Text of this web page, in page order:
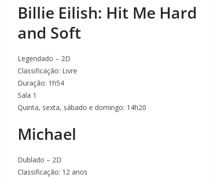
Billie Eilish: Hit Me Hard
and Soft
Legendado – 2D
Classificação: Livre
Duração: 1h54
Sala 1
Quinta, sexta, sábado e domingo: 14h20
Michael
Dublado – 2D
Classificação: 12 anos